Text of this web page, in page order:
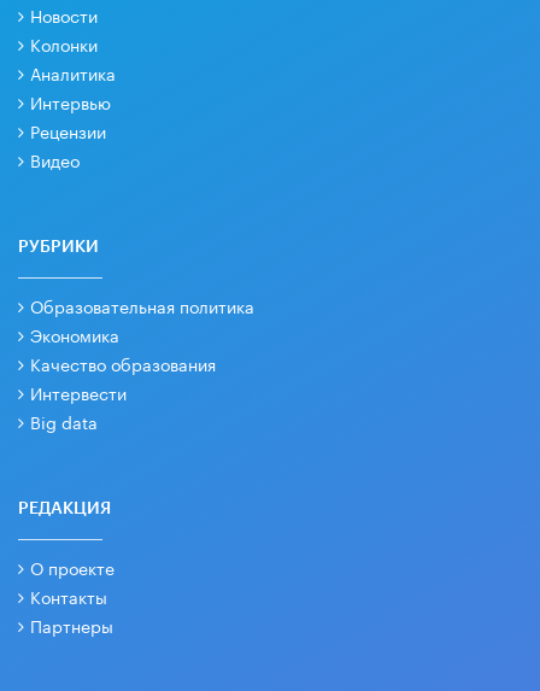
Новости
Колонки
Аналитика
Интервью
Рецензии
Видео
РУБРИКИ
Образовательная политика
Экономика
Качество образования
Интервести
Big data
РЕДАКЦИЯ
О проекте
Контакты
Партнеры